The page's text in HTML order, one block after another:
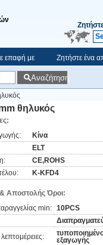
επαφή με Ζητήστε ένα
Αναζήτηση
θηλυκός
Κίνα
ELT
CE,ROHS
Κ-KFD4
Αποστολής Όροι:
min: 10PCS
εξαγωγής